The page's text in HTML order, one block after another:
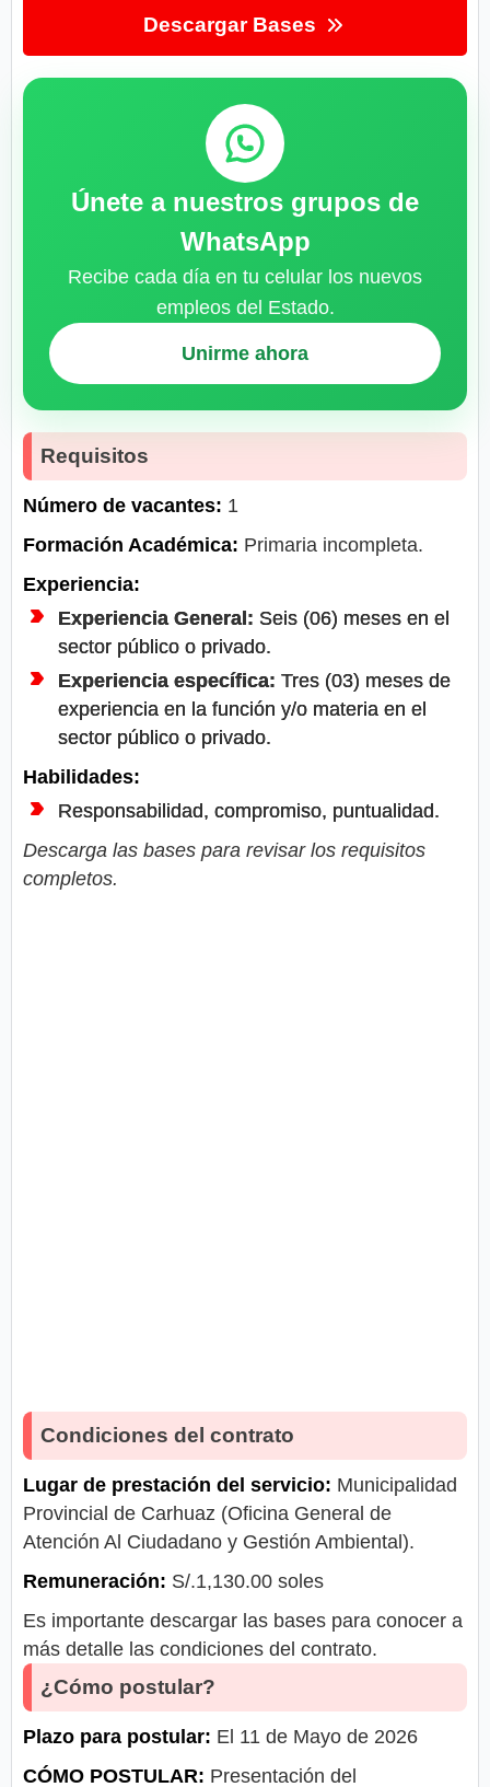
Descargar Bases
Únete a nuestros grupos de
WhatsApp
Recibe cada día en tu celular los nuevos
empleos del Estado.
Unirme ahora
Requisitos
Número de vacantes: 1
Formación Académica: Primaria incompleta.
Experiencia:
Experiencia General: Seis (06) meses en el
sector público o privado.
Experiencia específica: Tres (03) meses de
experiencia en la función y/o materia en el
sector público o privado.
Habilidades:
Responsabilidad, compromiso, puntualidad.
Descarga las bases para revisar los requisitos
completos.
Condiciones del contrato
Lugar de prestación del servicio: Municipalidad
Provincial de Carhuaz (Oficina General de
Atención Al Ciudadano y Gestión Ambiental).
Remuneración: S/.1,130.00 soles
Es importante descargar las bases para conocer a
más detalle las condiciones del contrato.
¿Cómo postular?
Plazo para postular: El 11 de Mayo de 2026
CÓMO POSTULAR: Presentación del